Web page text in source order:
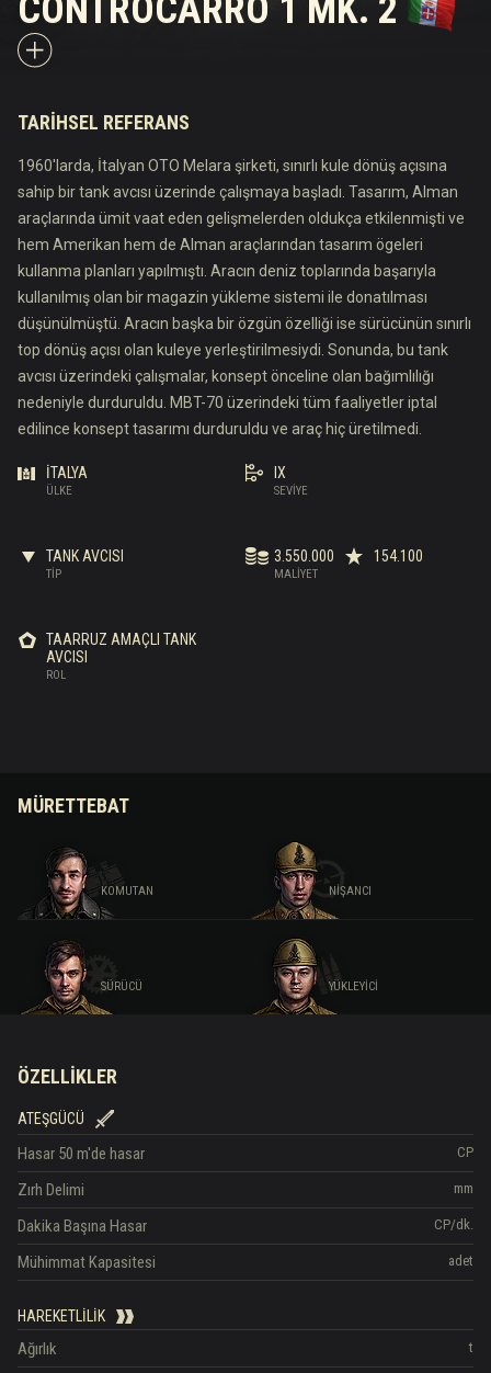
CONTROCARRO 1 MK. 2
TARIHSEL REFERANS
1960'larda, İtalyan OTO Melara şirketi, sınırlı kule dönüş açısına
sahip bir tank avcısı üzerinde çalışmaya başladı. Tasarım, Alman
araçlarında ümit vaat eden gelişmelerden oldukça etkilenmişti ve
hem Amerikan hem de Alman araçlarından tasarım ögeleri
kullanma planları yapılmıştı. Aracın deniz toplarında başarıyla
kullanılmış olan bir magazin yükleme sistemi ile donatılması
düşünülmüştü. Aracın başka bir özgün özelliği ise sürücünün sınırlı
top dönüş açısı olan kuleye yerleştirilmesiydi. Sonunda, bu tank
avcısı üzerindeki çalışmalar, konsept önceline olan bağımlılığı
nedeniyle durduruldu. MBT-70 üzerindeki tüm faaliyetler iptal
edilince konsept tasarımı durduruldu ve araç hiç üretilmedi.
ÜLKE
İTALYA
SEVIYE
IX
TIP
TANK AVCISI
MALIYET
3.550.000 154.100
ROL
TAARRUZ AMAÇLI TANK
AVCISI
MÜRETTEBAT
KOMUTAN NIŞANCI
SÜRÜCÜ YÜKLEYICI
ÖZELLIKLER
ATEŞGÜCÜ
CP
Hasar 50 m'de hasar
mm
Zırh Delimi
CP/dk.
Dakika Başına Hasar
adet
Mühimmat Kapasitesi
HAREKETLILIK
t
Ağırlık